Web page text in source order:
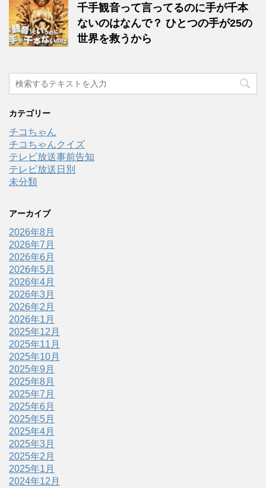
千手観音って言ってるのに手が千本
ないのはなんで？ ひとつの手が25の
世界を救うから
カテゴリー
チコちゃん
チコちゃんクイズ
テレビ放送事前告知
テレビ放送日別
未分類
アーカイブ
2026年8月
2026年7月
2026年6月
2026年5月
2026年4月
2026年3月
2026年2月
2026年1月
2025年12月
2025年11月
2025年10月
2025年9月
2025年8月
2025年7月
2025年6月
2025年5月
2025年4月
2025年3月
2025年2月
2025年1月
2024年12月